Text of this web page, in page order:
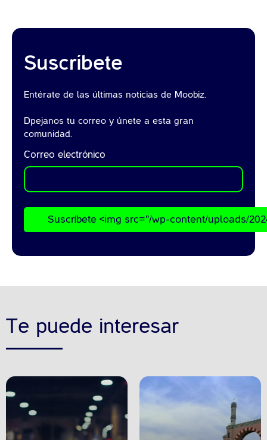
Suscríbete
Entérate de las últimas noticias de Moobiz.
Dpejanos tu correo y únete a esta gran
comunidad.
Correo electrónico
Suscríbete <img src="/wp-content/uploads/
Te puede interesar